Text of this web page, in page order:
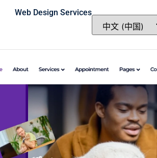
Web Design Services